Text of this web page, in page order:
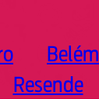
Belém
Resende